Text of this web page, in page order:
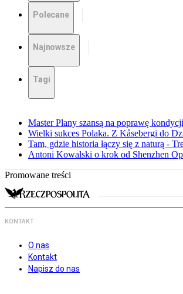
Polecane
Najnowsze
Tagi
Master Plany szansą na poprawę
Wielki sukces Polaka. Z Kåsebergi do
Tam, gdzie historia łączy się z naturą -
Antoni Kowalski o krok od Shenzhen
Promowane treści
KONTAKT
O nas
Kontakt
Napisz do nas